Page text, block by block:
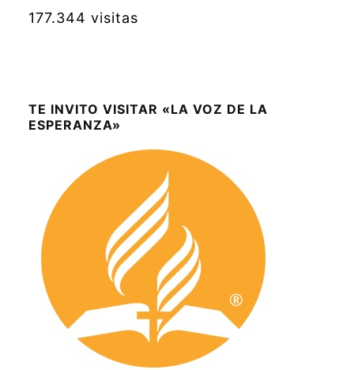
177.344 visitas
TE INVITO VISITAR «LA VOZ DE LA
ESPERANZA»